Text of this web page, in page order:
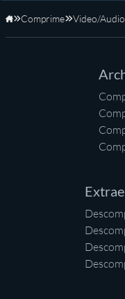
Inicio
Comprime Video/Audio